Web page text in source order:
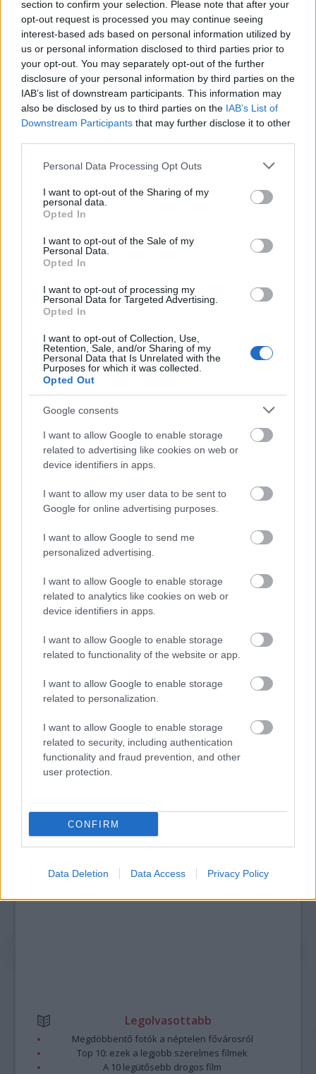
section to confirm your selection. Please note that after your
opt-out request is processed you may continue seeing
interest-based ads based on personal information utilized by
us or personal information disclosed to third parties prior to
your opt-out. You may separately opt-out of the further
disclosure of your personal information by third parties on the
IAB’s list of downstream participants. This information may
also be disclosed by us to third parties on the IAB’s List of
Downstream Participants that may further disclose it to other
Please note that this website/app uses one or more Google
not limited to your visit or usage behaviour. You may click to
grant or deny consent to Google and its third-party tags to
use your data for below specified purposes in below Google
consent section.
Personal Data Processing Opt Outs
I want to opt-out of the Sharing of my
personal data.
Opted In
I want to opt-out of the Sale of my
Personal Data.
Opted In
I want to opt-out of processing my
Personal Data for Targeted Advertising.
Opted In
I want to opt-out of Collection, Use,
Retention, Sale, and/or Sharing of my
Personal Data that Is Unrelated with the
Purposes for which it was collected.
Opted Out
Google consents
I want to allow Google to enable storage
related to advertising like cookies on web or
device identifiers in apps.
I want to allow my user data to be sent to
Google for online advertising purposes.
I want to allow Google to send me
personalized advertising.
I want to allow Google to enable storage
related to analytics like cookies on web or
device identifiers in apps.
I want to allow Google to enable storage
related to functionality of the website or app.
I want to allow Google to enable storage
related to personalization.
I want to allow Google to enable storage
related to security, including authentication
functionality and fraud prevention, and other
user protection.
CONFIRM
Data Deletion Data Access Privacy Policy
filmtörténet leghosszabb filmjével
büszkélkedhetnek – a Burning of the Red
Lotus Monastery (A Vörös Lótusz kolostor
felgyújtása) című alkotás 27 órás –, nagy
érdeklődést mutattak a Runpee.com iránt,
Indiában pedig több mozijegy kel el, mint az
Egyesült Államokban.
A honlap szerint, amelynek tartalmát a
filmeknél általában a főcím utáni mintegy 40.
percnél van az első „wc-szünet”. Egyes
filmeknél azonban a néző sajnálhatja, ha
akkor szalad ki a mellékhelyiségbe.
Stratégia Empátia Fenntarthatóság Lavór
„AZ EMBERT EMBERRÉ TETTE…” – VASÁRNAP
ZÁRT A DOMBOS FEST
26. ALKALOMMAL VÁR MINDENKIT A DOMBOS
BÉRLETTEL A ZENEAKADÉMIÁRA
https://kulturpart.hu/api/trackback/id/7859756
Kommentek:
nem vállal, azokat nem ellenőrzi. Kifogás esetén forduljon a blog szerkesztőjéhez.
Legolvasottabb
Megdöbbentő fotók a néptelen fővárosról
Top 10: ezek a legjobb szerelmes filmek
A 10 legütősebb drogos film